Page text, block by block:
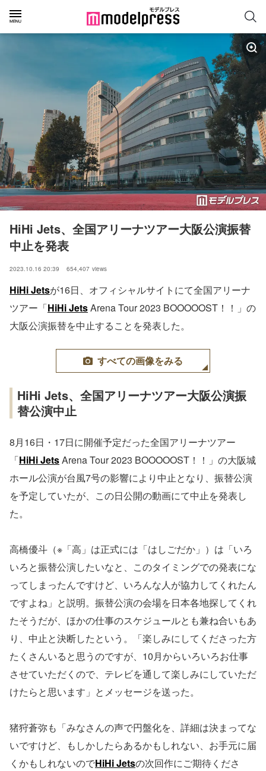
HiHi Jets、全国アリーナツアー大阪公演振替
中止を発表
2023.10.16 20:39 654,407 views
HiHi Jetsが16日、オフィシャルサイトにて全国アリーナ
ツアー「HiHi JetsArena Tour 2023 BOOOOOST！！」の
大阪公演振替を中止することを発表した。
すべての画像をみる
HiHi Jets、全国アリーナツアー大阪公演振
替公演中止
8月16日・17日に開催予定だった全国アリーナツアー
「HiHi JetsArena Tour 2023 BOOOOOST！！」の大阪城
ホール公演が台風7号の影響により中止となり、振替公演
を予定していたが、この日公開の動画にて中止を発表し
た。
高橋優斗（※「高」は正式には「はしごだか」）は「いろ
いろと振替公演したいなと、このタイミングでの発表にな
ってしまったんですけど、いろんな人が協力してくれたん
ですよね」と説明。振替公演の会場を日本各地探してくれ
たそうだが、ほかの仕事のスケジュールとも兼ね合いもあ
り、中止と決断したという。「楽しみにしてくださった方
たくさんいると思うのですが、10月からいろいろお仕事
させていただくので、テレビを通して楽しみにしていただ
けたらと思います」とメッセージを送った。
猪狩蒼弥も「みなさんの声で円盤化を、詳細は決まってな
いですけど、もしかしたらあるかもしれない、お手元に届
くかもしれないのでHiHi Jetsの次回作にご期待くださ